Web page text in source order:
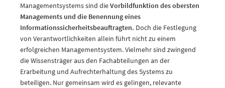
Managementsystems sind dieVorbildfunktion des obersten
Managements und die Benennung eines
Informationssicherheitsbeauftragten. Doch die Festlegung
von Verantwortlichkeiten allein führt nicht zu einem
erfolgreichen Managementsystem. Vielmehr sind zwingend
die Wissensträger aus den Fachabteilungen an der
Erarbeitung und Aufrechterhaltung des Systems zu
beteiligen. Nur gemeinsam wird es gelingen, relevante